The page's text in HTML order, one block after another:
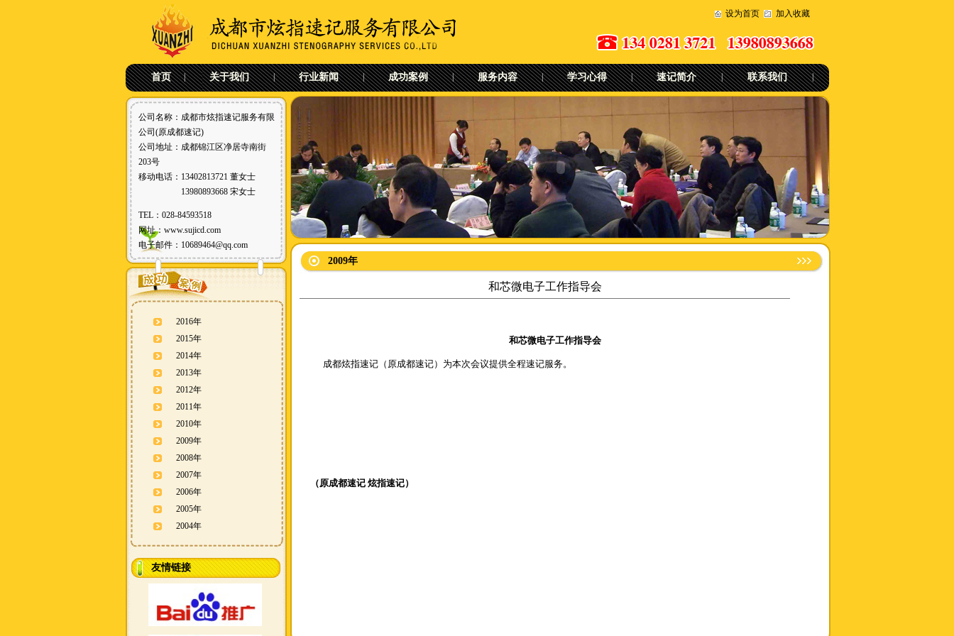
设为首页 加入收藏
首页 | 关于我们 | 行业新闻 | 成功案例 | 服务内容 | 学习心得 | 速记简介 | 联系我们 |
公司名称：成都市炫指速记服务有限
公司(原成都速记)
公司地址：成都锦江区净居寺南街
203号
移动电话：13402813721 董女士
13980893668 宋女士
TEL：028-84593518
网址： www.sujicd.com
电子邮件：10689464@qq.com
2016年
2015年
2014年
2013年
2012年
2011年
2010年
2009年
2008年
2007年
2006年
2005年
2004年
友情链接
2009年
和芯微电子工作指导会
和芯微电子工作指导会
成都炫指速记（原成都速记）为本次会议提供全程速记服务。
（原成都速记 炫指速记）